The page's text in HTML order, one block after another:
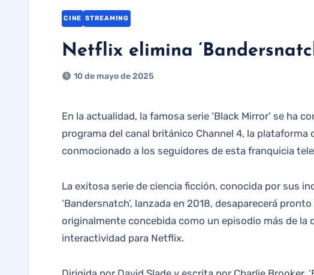
CINE STREAMING
Netflix elimina
10 de mayo de 2025
En la actualidad, la famosa serie ‘Black Mirror’ se ha convertido en una de las producciones emblemáticas de Netflix. Tras adquirir los derechos del
programa del canal británico Channel 4, la
conmocionado a los seguidores de esta franquicia
La exitosa serie de ciencia ficción, conocida por sus
‘Bandersnatch’, lanzada en 2018, desaparecerá
originalmente concebida como un episodio más de
interactividad para Netflix.